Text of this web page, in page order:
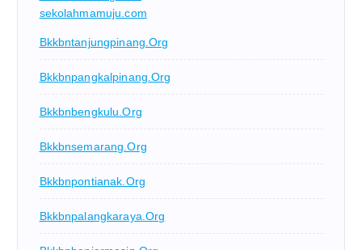
sekolahmamuju.com
Bkkbntanjungpinang.org
Bkkbnpangkalpinang.org
Bkkbnbengkulu.org
Bkkbnsemarang.org
Bkkbnpontianak.org
Bkkbnpalangkaraya.org